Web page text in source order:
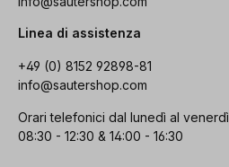
Linea di assistenza
+49 (0) 8152 92898-81
info@sautershop.com
Orari telefonici dal lunedì al venerdì
08:30 - 12:30 & 14:00 - 16:30